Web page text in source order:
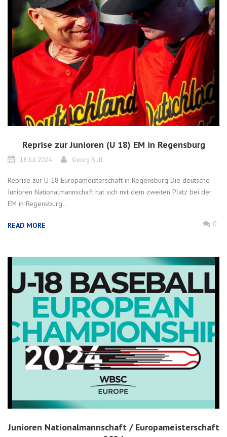
Reprise zur Junioren (U 18) EM in Regensburg
18 Jul 2024 Georg Bull
Reprise zur U 18 Europameisterschaft in Regensburg Die deutsche
Junioren Nationalmannschaft hat sich mit dem zweiten Platz bei der
EM in Regensburg...
READ MORE 0
Junioren Nationalmannschaft / Europameisterschaft